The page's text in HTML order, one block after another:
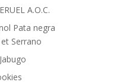
A.O.C.
Pata negra
Serrano